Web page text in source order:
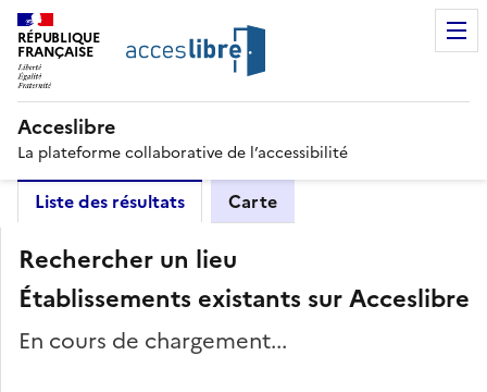
RÉPUBLIQUE
FRANÇAISE
Acceslibre
La plateforme collaborative de l’accessibilité
Liste des résultats Carte
Rechercher un lieu
Établissements existants sur Acceslibre
En cours de chargement...